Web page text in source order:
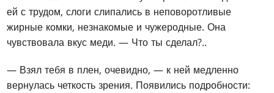
ей с трудом, слоги слипались в неповоротливые
жирные комки, незнакомые и чужеродные. Она
чувствовала вкус меди. — Что ты сделал?..
— Взял тебя в плен, очевидно, — к ней медленно
вернулась четкость зрения. Появились подробности: